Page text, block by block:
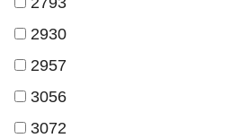
2930
2957
3056
3072